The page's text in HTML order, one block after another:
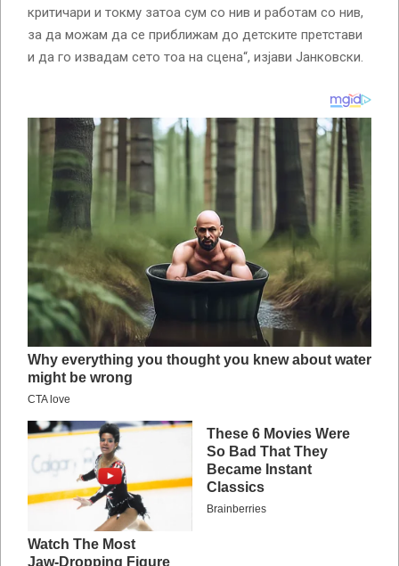
критичари и токму затоа сум со нив и работам со нив,
за да можам да се приближам до детските претстави
и да го извадам сето тоа на сцена“, изјави Јанковски.